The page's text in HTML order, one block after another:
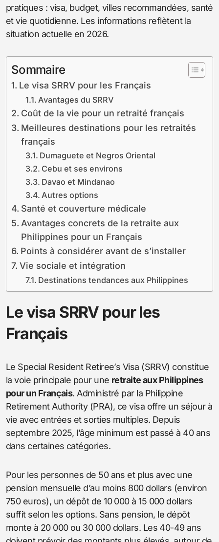
pratiques : visa, budget, villes recommandées, santé
et vie quotidienne. Les informations reflètent la
situation actuelle en 2026.
Sommaire
Le visa SRRV pour les Français
Avantages du SRRV
Coût de la vie pour un retraité français
Meilleures destinations pour les retraités
français
Dumaguete et Negros Oriental
Cebu et ses environs
Davao et Mindanao
Autres options
Santé et couverture médicale
Avantages concrets de la retraite aux
Philippines pour un Français
Points à considérer avant de s’installer
Vie sociale et intégration
Destinations tendances aux Philippines
Le visa SRRV pour les
Français
Le Special Resident Retiree’s Visa (SRRV) constitue
la voie principale pour une retraite aux Philippines
pour un Français. Administré par la Philippine
Retirement Authority (PRA), ce visa offre un séjour à
vie avec entrées et sorties multiples. Depuis
septembre 2025, l’âge minimum est passé à 40 ans
dans certaines catégories.
Pour les personnes de 50 ans et plus avec une
pension mensuelle d’au moins 800 dollars (environ
750 euros), un dépôt de 10 000 à 15 000 dollars
suffit selon les options. Sans pension, le dépôt
monte à 20 000 ou 30 000 dollars. Les 40-49 ans